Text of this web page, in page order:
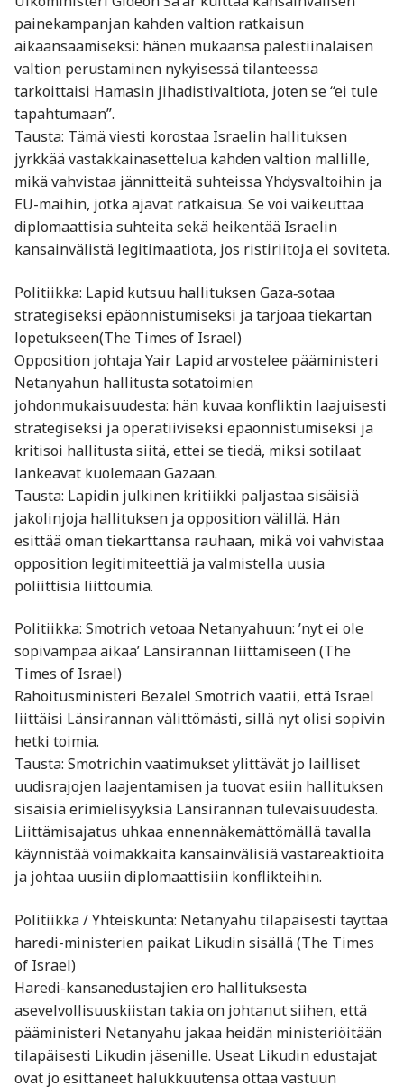
painekampanjan kahden valtion ratkaisun
aikaansaamiseksi: hänen mukaansa palestiinalaisen
valtion perustaminen nykyisessä tilanteessa
tarkoittaisi Hamasin jihadistivaltiota, joten se “ei tule
tapahtumaan”.
Tausta: Tämä viesti korostaa Israelin hallituksen
jyrkkää vastakkainasettelua kahden valtion mallille,
mikä vahvistaa jännitteitä suhteissa Yhdysvaltoihin ja
EU-maihin, jotka ajavat ratkaisua. Se voi vaikeuttaa
diplomaattisia suhteita sekä heikentää Israelin
kansainvälistä legitimaatiota, jos ristiriitoja ei soviteta.
Politiikka: Lapid kutsuu hallituksen Gaza‑sotaa
strategiseksi epäonnistumiseksi ja tarjoaa tiekartan
lopetukseen(The Times of Israel)
Opposition johtaja Yair Lapid arvostelee pääministeri
Netanyahun hallitusta sotatoimien
johdonmukaisuudesta: hän kuvaa konfliktin laajuisesti
strategiseksi ja operatiiviseksi epäonnistumiseksi ja
kritisoi hallitusta siitä, ettei se tiedä, miksi sotilaat
lankeavat kuolemaan Gazaan.
Tausta: Lapidin julkinen kritiikki paljastaa sisäisiä
jakolinjoja hallituksen ja opposition välillä. Hän
esittää oman tiekarttansa rauhaan, mikä voi vahvistaa
opposition legitimiteettiä ja valmistella uusia
poliittisia liittoumia.
Politiikka: Smotrich vetoaa Netanyahuun: ’nyt ei ole
sopivampaa aikaa’ Länsirannan liittämiseen (The
Times of Israel)
Rahoitusministeri Bezalel Smotrich vaatii, että Israel
liittäisi Länsirannan välittömästi, sillä nyt olisi sopivin
hetki toimia.
Tausta: Smotrichin vaatimukset ylittävät jo lailliset
uudisrajojen laajentamisen ja tuovat esiin hallituksen
sisäisiä erimielisyyksiä Länsirannan tulevaisuudesta.
Liittämisajatus uhkaa ennennäkemättömällä tavalla
käynnistää voimakkaita kansainvälisiä vastareaktioita
ja johtaa uusiin diplomaattisiin konflikteihin.
Politiikka / Yhteiskunta: Netanyahu tilapäisesti täyttää
haredi-ministerien paikat Likudin sisällä (The Times
of Israel)
Haredi-kansanedustajien ero hallituksesta
asevelvollisuuskiistan takia on johtanut siihen, että
pääministeri Netanyahu jakaa heidän ministeriöitään
tilapäisesti Likudin jäsenille. Useat Likudin edustajat
ovat jo esittäneet halukkuutensa ottaa vastuun